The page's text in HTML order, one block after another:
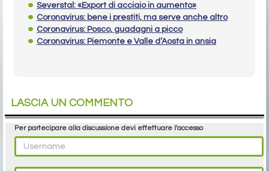
Severstal: «Export di acciaio in aumento»
Coronavirus: bene i prestiti, ma serve anche altro
Coronavirus: Posco, guadagni a picco
Coronavirus: Piemonte e Valle d’Aosta in ansia
LASCIA UN COMMENTO
Per partecipare alla discussione devi effettuare l'accesso